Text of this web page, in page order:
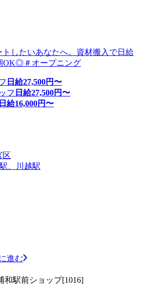
したいあなたへ。資材搬入で日給
OK◎＃オープニング
日給27,500円〜
フ 日給27,500円〜
日給16,000円〜
区
、川越駅
進む
和駅前ショップ[1016]